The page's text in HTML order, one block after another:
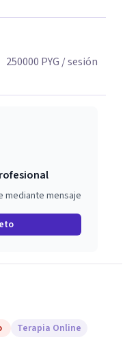
250000 PYG / sesión
mediante mensaje
Terapia Online